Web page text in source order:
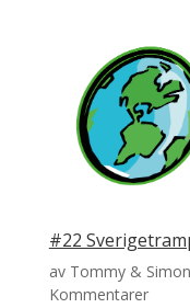
#22
av Tommy & Simon
Kommentarer